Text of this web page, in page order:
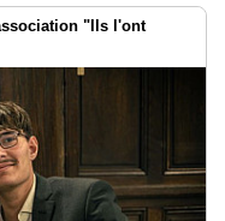
"Ils l'ont